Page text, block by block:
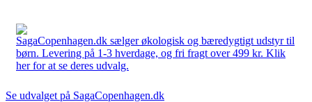
SagaCopenhagen.dk sælger økologisk og bæredygtigt udstyr til
børn. Levering på 1-3 hverdage, og fri fragt over 499 kr. Klik
her for at se deres udvalg.
Se udvalget på SagaCopenhagen.dk